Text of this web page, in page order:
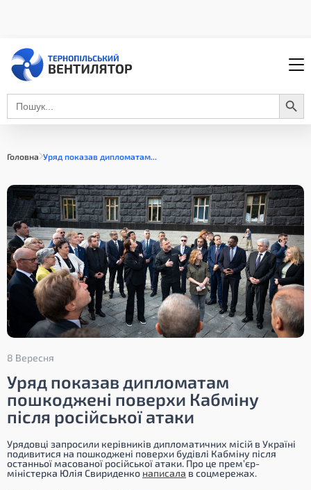
Search
for:
Search Button
Головна Уряд показав дипломатам...
8 Вересня
Уряд показав дипломатам
пошкоджені поверхи Кабміну
після російської атаки
Урядовці запросили керівників дипломатичних місій в Україні
подивитися на пошкоджені поверхи будівлі Кабміну після
останньої масованої російської атаки. Про це прем’єр-
міністерка Юлія Свириденко написала в соцмережах.